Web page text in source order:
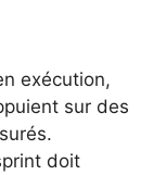
exécution,
sur des
doit